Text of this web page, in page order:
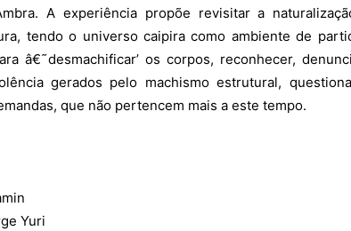
A experiência propõe revisitar a
tendo o universo caipira como ambiente de
â€˜desmachificar’ os corpos, reconhecer,
gerados pelo machismo estrutural,
que não pertencem mais a este tempo.
Yuri